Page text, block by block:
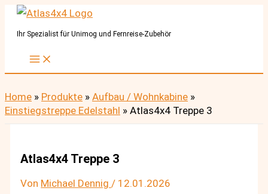
Zum
InhaltIhr Spezialist für Unimog und Fernreise-Zubehör
Home » Produkte » Aufbau / Wohnkabine »
Einstiegstreppe Edelstahl » Atlas4x4 Treppe 3
Atlas4x4 Treppe 3
Von Michael Dennig/ 12.01.2026